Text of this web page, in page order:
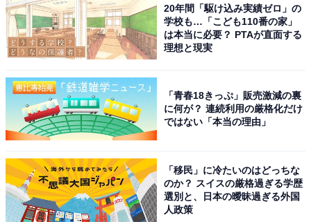
のファンを魅了しています。
アンケート回答者からは、「鼻が高くくっきりしてるた
葉県）、「鼻筋やフェイスラインがはっきりしていて、
横から見たときのバランスがとても整っていると思うか
ら」（30代男性／富山県）、「顔立ちがハッキリしてい
額から鼻筋、顎にかけてのラインが非常に整っていて、
まるで彫刻のようで、美しいから」（50代男性／広島
県）などの理由があがりました。
20年間「駆け込み実績ゼロ」の
学校も…「こども110番の家」
は本当に必要？ PTAが直面する
理想と現実
「青春18きっぷ」販売激減の裏
に何が？ 連続利用の厳格化だけ
ではない「本当の理由」
「移民」に冷たいのはどっちな
のか？ スイスの厳格過ぎる学歴
選別と、日本の曖昧過ぎる外国
人政策